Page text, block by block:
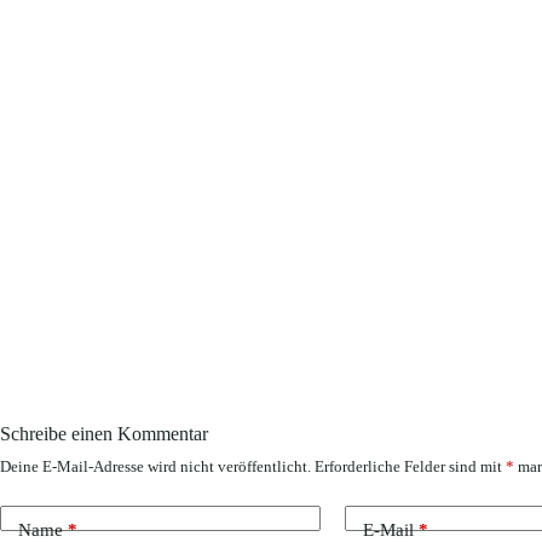
Schreibe einen Kommentar
Deine E-Mail-Adresse wird nicht veröffentlicht. Erforderliche Felder sind mit *
Name* E-Mail*